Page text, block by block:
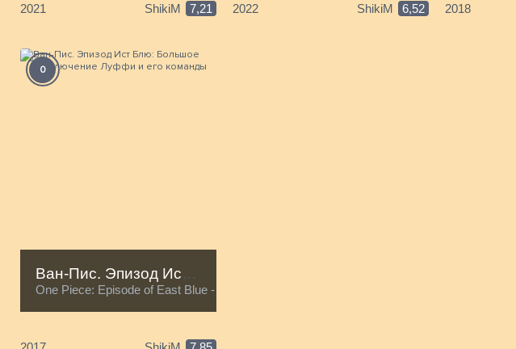
2021 ShikiM 7,21 2022 ShikiM 6,52 2018
0
Ван-Пис. Эпизод Ист Блю: Большое приключение Луффи и его команды
One Piece: Episode of East Blue - Luffy and His Four Crewmates' Great Adventure